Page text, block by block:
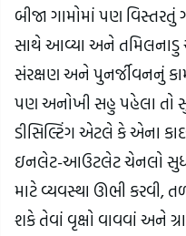
બીજા ગામોમાં પણ
સાથે આવ્યા અને તમિલનાડુ
સંરક્ષણ અને પુનર્જીવનનું
પણ અનોખી સહુ પહેલા તો
ડીસિલ્ટિંગ એટલે કે એના
ઇનલેટ-આઉટલેટ ચેનલો
માટે વ્યવસ્થા ઊભી કરવી,
શકે તેવાં વૃક્ષો વાવવાં અને